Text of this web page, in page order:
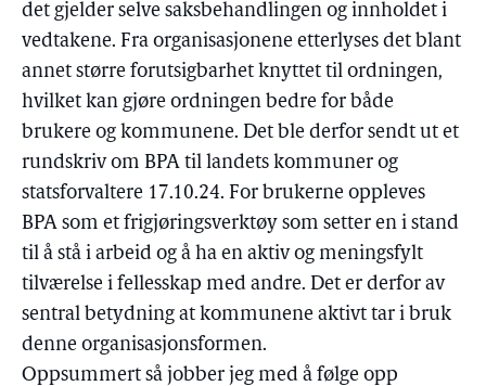
det gjelder selve saksbehandlingen og innholdet i
vedtakene. Fra organisasjonene etterlyses det blant
annet større forutsigbarhet knyttet til ordningen,
hvilket kan gjøre ordningen bedre for både
brukere og kommunene. Det ble derfor sendt ut et
rundskriv om BPA til landets kommuner og
statsforvaltere 17.10.24. For brukerne oppleves
BPA som et frigjøringsverktøy som setter en i stand
til å stå i arbeid og å ha en aktiv og meningsfylt
tilværelse i fellesskap med andre. Det er derfor av
sentral betydning at kommunene aktivt tar i bruk
denne organisasjonsformen.
Oppsummert så jobber jeg med å følge opp